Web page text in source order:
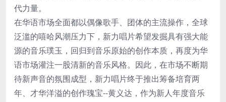
代力量。
在华语市场全面都以偶像歌手、团体的主流操作，全球
泛滥的嘻哈风潮压力下，新力唱片希望发掘具有强大能
源的音乐璞玉，回归到音乐原始的创作本质，再度为华
语市场灌注一股清新的音乐风格。因此，在市场不断期
待新声音的氛围成型，新力唱片终于推出筹备培育两
年、才华洋溢的创作瑰宝--黄义达，作为新人年度音乐